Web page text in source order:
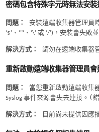
密碼包含特殊字元時無法安
問題：
安裝遠端收集器管理員
‘$’、‘"‘、‘\’ 或 ‘/’)，安裝會失敗
解決方式： 請勿在遠端收集器
重新啟動遠端收集器管理員
問題：
當您重新啟動遠端收集
Syslog 事件來源會失去連接。 (
解決方式： 目前尚未提供因應